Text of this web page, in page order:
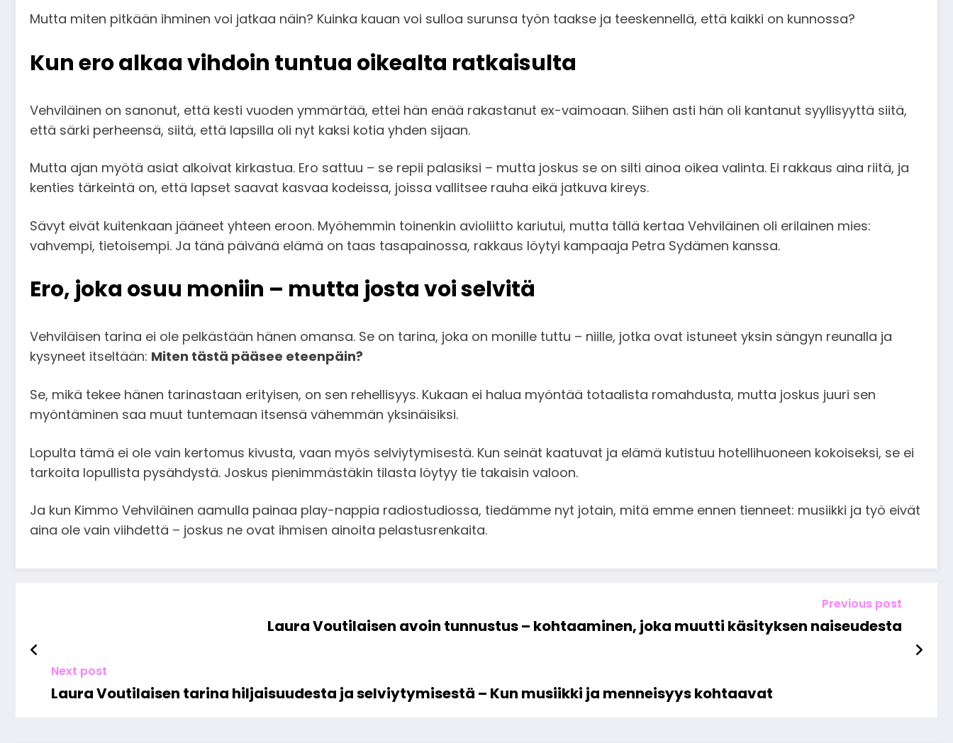
Mutta miten pitkään ihminen voi jatkaa näin? Kuinka kauan voi sulloa surunsa työn taakse ja teeskennellä, että kaikki on kunnossa?
Kun ero alkaa vihdoin tuntua oikealta ratkaisulta
Vehviläinen on sanonut, että kesti vuoden ymmärtää, ettei hän enää rakastanut ex-vaimoaan. Siihen asti hän oli kantanut syyllisyyttä siitä,
että särki perheensä, siitä, että lapsilla oli nyt kaksi kotia yhden sijaan.
Mutta ajan myötä asiat alkoivat kirkastua. Ero sattuu – se repii palasiksi – mutta joskus se on silti ainoa oikea valinta. Ei rakkaus aina riitä, ja
kenties tärkeintä on, että lapset saavat kasvaa kodeissa, joissa vallitsee rauha eikä jatkuva kireys.
Sävyt eivät kuitenkaan jääneet yhteen eroon. Myöhemmin toinenkin avioliitto kariutui, mutta tällä kertaa Vehviläinen oli erilainen mies:
vahvempi, tietoisempi. Ja tänä päivänä elämä on taas tasapainossa, rakkaus löytyi kampaaja Petra Sydämen kanssa.
Ero, joka osuu moniin – mutta josta voi selvitä
Vehviläisen tarina ei ole pelkästään hänen omansa. Se on tarina, joka on monille tuttu – niille, jotka ovat istuneet yksin sängyn reunalla ja
kysyneet itseltään: Miten tästä pääsee eteenpäin?
Se, mikä tekee hänen tarinastaan erityisen, on sen rehellisyys. Kukaan ei halua myöntää totaalista romahdusta, mutta joskus juuri sen
myöntäminen saa muut tuntemaan itsensä vähemmän yksinäisiksi.
Lopulta tämä ei ole vain kertomus kivusta, vaan myös selviytymisestä. Kun seinät kaatuvat ja elämä kutistuu hotellihuoneen kokoiseksi, se ei
tarkoita lopullista pysähdystä. Joskus pienimmästäkin tilasta löytyy tie takaisin valoon.
Ja kun Kimmo Vehviläinen aamulla painaa play-nappia radiostudiossa, tiedämme nyt jotain, mitä emme ennen tienneet: musiikki ja työ eivät
aina ole vain viihdettä – joskus ne ovat ihmisen ainoita pelastusrenkaita.
Previous post
Laura Voutilaisen avoin tunnustus – kohtaaminen, joka muutti käsityksen naiseudesta
Next post
Laura Voutilaisen tarina hiljaisuudesta ja selviytymisestä – Kun musiikki ja menneisyys kohtaavat